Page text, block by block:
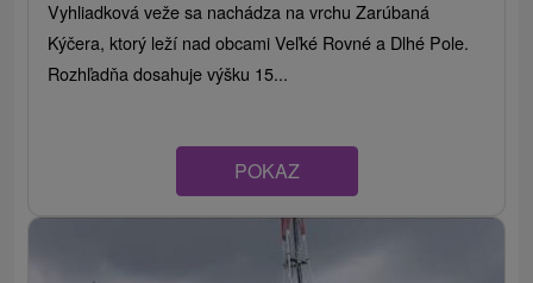
Vyhliadková veže sa nachádza na vrchu Zarúbaná
Kýčera, ktorý leží nad obcami Veľké Rovné a Dlhé Pole.
Rozhľadňa dosahuje výšku 15...
POKAZ